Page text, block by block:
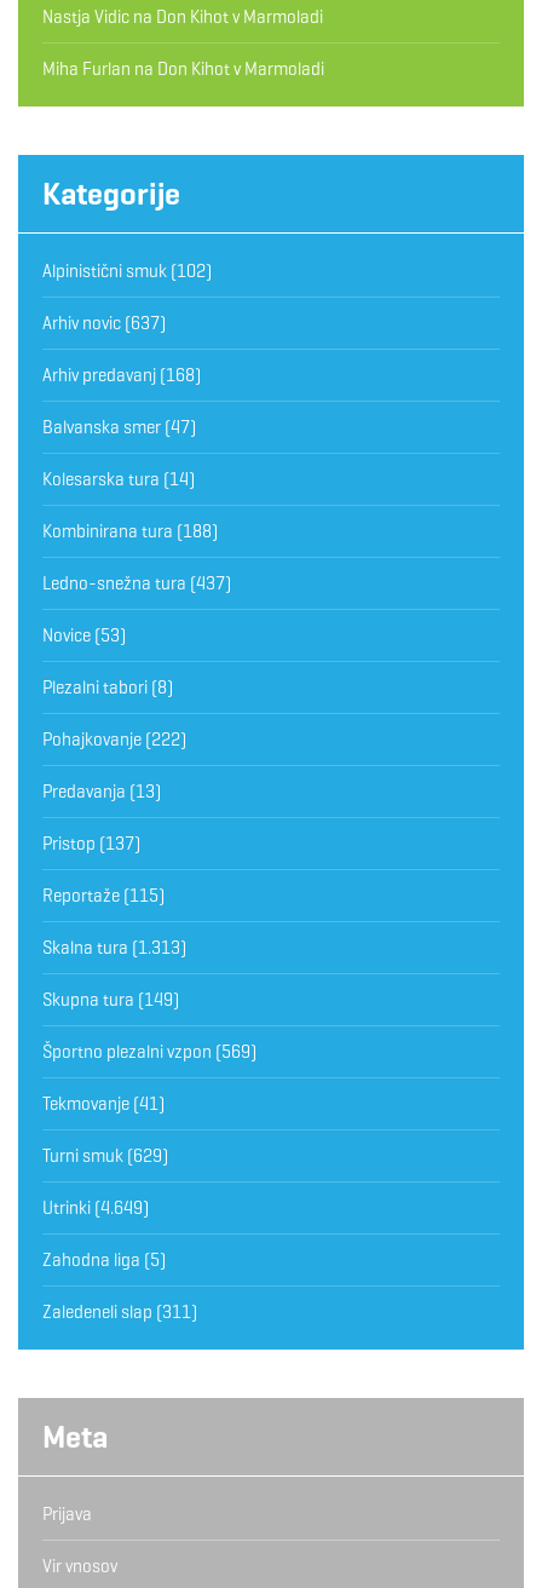
Nastja Vidic na Don Kihot v Marmoladi
Miha Furlan na Don Kihot v Marmoladi
Kategorije
Alpinistični smuk (102)
Arhiv novic (637)
Arhiv predavanj (168)
Balvanska smer (47)
Kolesarska tura (14)
Kombinirana tura (188)
Ledno-snežna tura (437)
Novice (53)
Plezalni tabori (8)
Pohajkovanje (222)
Predavanja (13)
Pristop (137)
Reportaže (115)
Skalna tura (1.313)
Skupna tura (149)
Športno plezalni vzpon (569)
Tekmovanje (41)
Turni smuk (629)
Utrinki (4.649)
Zahodna liga (5)
Zaledeneli slap (311)
Meta
Prijava
Vir vnosov